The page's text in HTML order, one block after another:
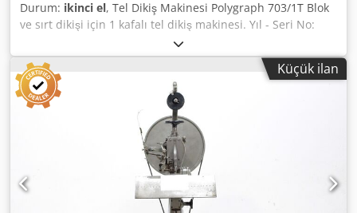
Durum: ikinci el, Tel Dikiş Makinesi Polygraph 703/1T Blok
ve sırt dikişi için 1 kafalı tel dikiş makinesi. Yıl - Seri No:
21/4 WhatsApp - MS Zoom - Telegram üzerinden online
video inceleme Crodsyywzxopfx Amusf Stokta
Emskirchen/Nürnberg - Hemen teslim - Test edilebilir.
Küçük ilan